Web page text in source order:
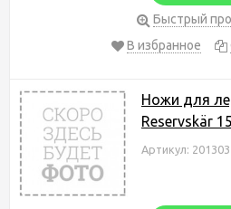
Быстрый
В избранное
Ножи для
Reservskär
Артикул: